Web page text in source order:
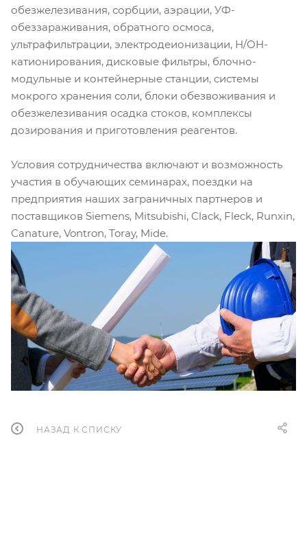
обезжелезивания, сорбции, аэрации, УФ-
обеззараживания, обратного осмоса,
ультрафильтрации, электродеионизации, Н/ОН-
катионирования, дисковые фильтры, блочно-
модульные и контейнерные станции, системы
мокрого хранения соли, блоки обезвоживания и
обезжелезивания осадка стоков, комплексы
дозирования и приготовления реагентов.
Условия сотрудничества включают и возможность
участия в обучающих семинарах, поездки на
предприятия наших заграничных партнеров и
поставщиков Siemens, Mitsubishi, Clack, Fleck, Runxin,
Canature, Vontron, Toray, Mide.
НАЗАД К СПИСКУ